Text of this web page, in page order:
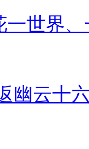
一世界
幽云十